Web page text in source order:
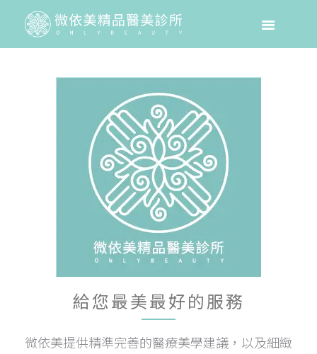
給您最美最好的服務
微依美提供精準完善的醫療美學建議，以及細緻